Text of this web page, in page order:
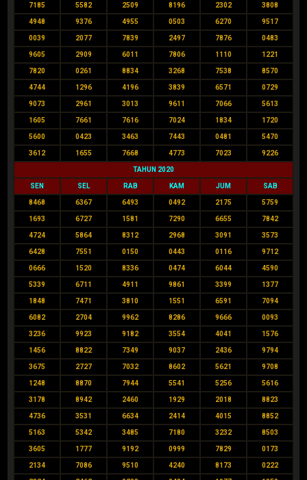
7185 5582 2509 8196 2302 3808
4948 9376 4955 0503 6270 9517
0039 2077 7839 2497 7876 0483
9605 2909 6011 7806 1110 1221
7820 0261 8834 3268 7538 8570
4744 1296 4196 3839 6571 0729
9073 2961 3013 9611 7066 5613
1605 7661 7616 7024 1834 1720
5600 0423 3463 7443 0481 5470
3612 1655 7668 4773 7023 9226
TAHUN 2020
SEN SEL RAB KAM JUM SAB
8468 6367 6493 0492 2175 5759
1693 6727 1581 7290 6655 7842
4724 5864 8312 2968 3091 3573
6428 7551 0150 0443 0116 9712
0666 1520 8336 0474 6044 4590
5339 6711 4911 9861 3399 1377
1848 7471 3810 1551 6591 7094
6082 2704 9962 8286 9666 0093
3236 9923 9182 3554 4041 1576
1456 8822 7349 9037 2436 9794
3675 2727 7032 8602 5621 9708
1248 8870 7944 5541 5256 5616
3178 8942 2460 1929 2018 8823
4736 3531 6634 2414 4015 8852
5163 5342 3485 7180 3232 8503
3605 1777 9192 0999 7829 0173
2134 7086 9510 4240 8173 0222